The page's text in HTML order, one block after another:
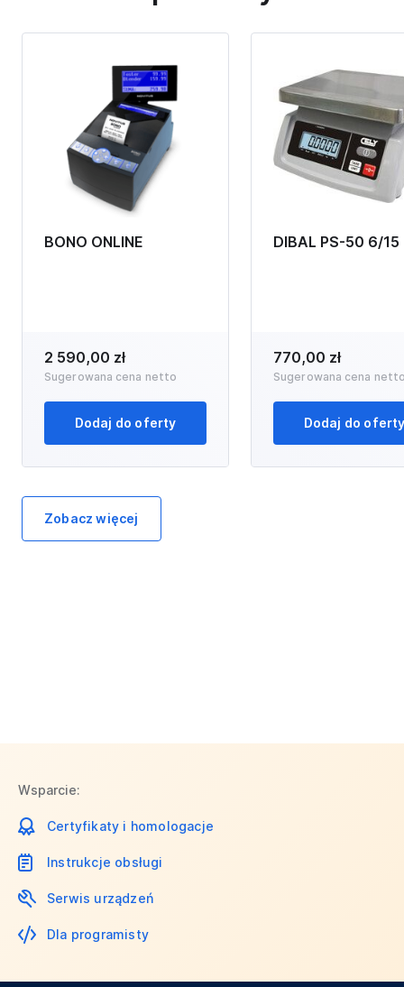
BONO ONLINE
2 590,00 zł
Sugerowana cena netto
Dodaj do oferty
DIBAL PS-50 6/15
770,00 zł
Sugerowana cena
Dodaj do
Zobacz więcej
Wsparcie:
Certyfikaty i homologacje
Instrukcje obsługi
Serwis urządzeń
Dla programisty